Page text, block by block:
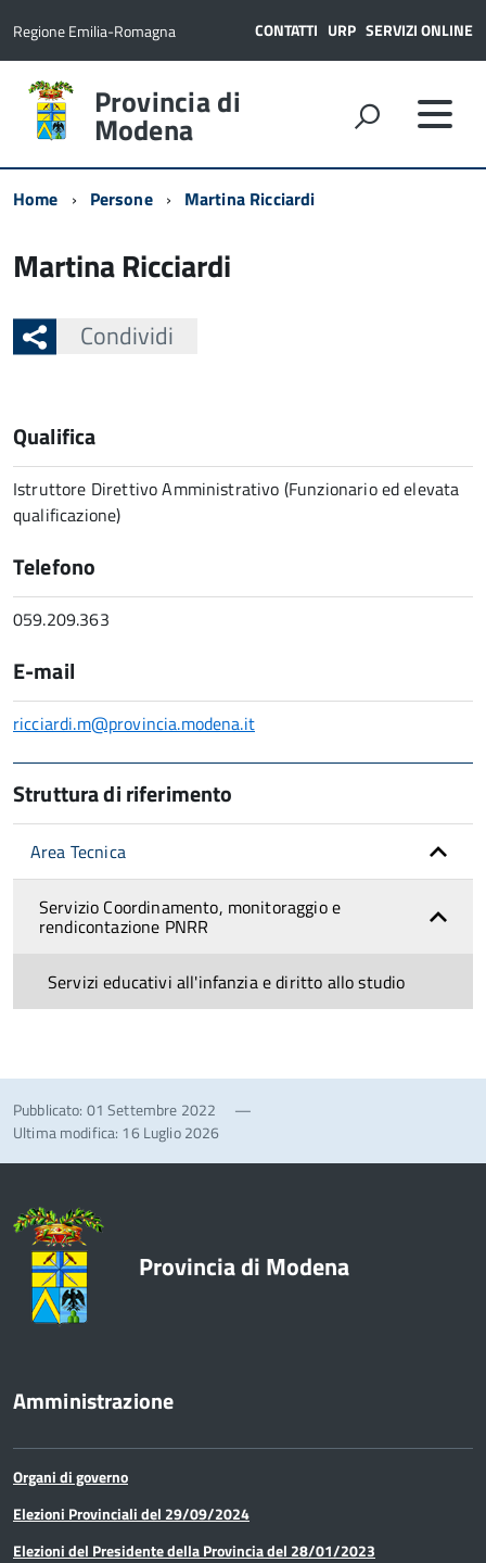
Regione Emilia-Romagna CONTATTI URP SERVIZI ONLINE
Provincia di
Modena
Home Persone Martina Ricciardi
Martina Ricciardi
Condividi
Qualifica
Istruttore Direttivo Amministrativo (Funzionario ed elevata
qualificazione)
Telefono
059.209.363
E-mail
ricciardi.m@provincia.modena.it
Struttura di riferimento
Area Tecnica
Servizio Coordinamento, monitoraggio e
rendicontazione PNRR
Servizi educativi all'infanzia e diritto allo studio
Pubblicato: 01 Settembre 2022
—
Ultima modifica: 16 Luglio 2026
Provincia di Modena
Amministrazione
Organi di governo
Elezioni Provinciali del 29/09/2024
Elezioni del Presidente della Provincia del 28/01/2023